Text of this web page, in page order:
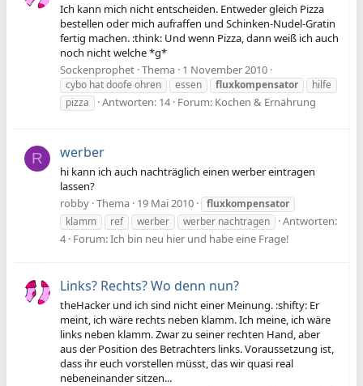
Ich kann mich nicht entscheiden. Entweder gleich Pizza
bestellen oder mich aufraffen und Schinken-Nudel-Gratin
fertig machen. :think: Und wenn Pizza, dann weiß ich auch
noch nicht welche *g*
Sockenprophet Thema 1 November 2010
cybo hat doofe ohren essen fluxkompensator
hilfe
pizza
Antworten: 14 Forum: Kochen & Ernährung
R werber
hi kann ich auch nachträglich einen werber eintragen
lassen?
robby Thema 19 Mai 2010
fluxkompensator
klamm
ref werber werber nachtragen
Antworten:
4 Forum:Ich bin neu hier und habe eine Frage!
Links? Rechts? Wo denn nun?
theHacker und ich sind nicht einer Meinung. :shifty: Er
meint, ich wäre rechts neben klamm. Ich meine, ich wäre
links neben klamm. Zwar zu seiner rechten Hand, aber
aus der Position des Betrachters links. Voraussetzung ist,
dass ihr euch vorstellen müsst, das wir quasi real
nebeneinander sitzen...